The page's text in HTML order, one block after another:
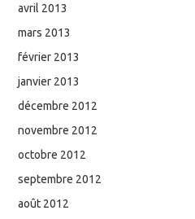
avril 2013
mars 2013
février 2013
janvier 2013
décembre 2012
novembre 2012
octobre 2012
septembre 2012
août 2012